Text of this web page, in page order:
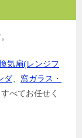
気扇(レンジフ
ダ
窓ガラス・
べてお任せく